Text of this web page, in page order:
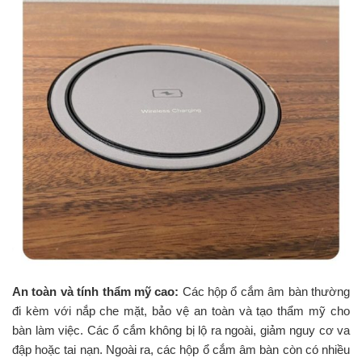
An toàn và tính thẩm mỹ cao: Các hộp ổ cắm âm bàn thường
đi kèm với nắp che mặt, bảo vệ an toàn và tạo thẩm mỹ cho
bàn làm việc. Các ổ cắm không bị lộ ra ngoài, giảm nguy cơ va
đập hoặc tai nạn. Ngoài ra, các hộp ổ cắm âm bàn còn có nhiều